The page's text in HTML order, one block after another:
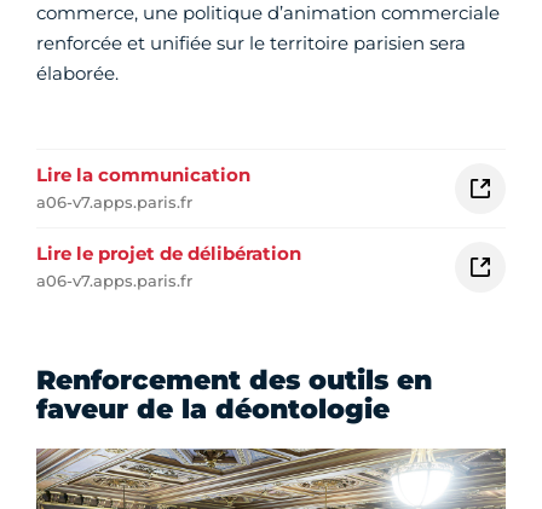
commerce, une politique d’animation commerciale
renforcée et unifiée sur le territoire parisien sera
élaborée.
Lire la communication
a06-v7.apps.paris.fr
Lire le projet de délibération
a06-v7.apps.paris.fr
Renforcement des outils en
faveur de la déontologie